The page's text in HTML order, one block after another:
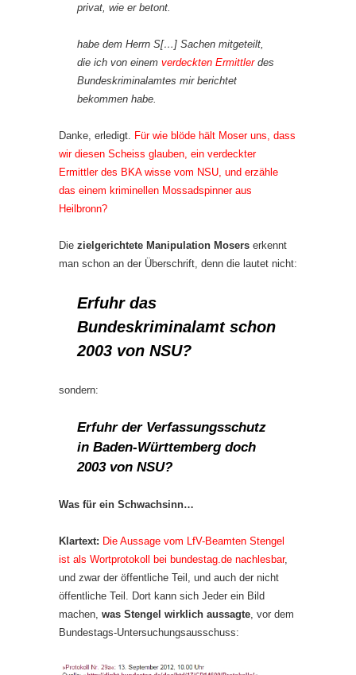
privat, wie er betont.
habe dem Herrn S[…] Sachen mitgeteilt,
die ich von einem verdeckten Ermittlerdes
Bundeskriminalamtes mir berichtet
bekommen habe.
Danke, erledigt. Für wie blöde hält Moser uns, dass
wir diesen Scheiss glauben, ein verdeckter
Ermittler des BKA wisse vom NSU, und erzähle
das einem kriminellen Mossadspinner aus
Heilbronn?
Die zielgerichtete Manipulation Mosers erkennt
man schon an der Überschrift, denn die lautet nicht:
Erfuhr das
Bundeskriminalamt schon
2003 von NSU?
sondern:
Erfuhr der Verfassungsschutz
in Baden-Württemberg doch
2003 von NSU?
Was für ein Schwachsinn…
Klartext: Die Aussage vom LfV-Beamten Stengel
ist als Wortprotokoll bei bundestag.de nachlesbar,
und zwar der öffentliche Teil, und auch der nicht
öffentliche Teil. Dort kann sich Jeder ein Bild
machen, was Stengel wirklich aussagte, vor dem
Bundestags-Untersuchungsausschuss: